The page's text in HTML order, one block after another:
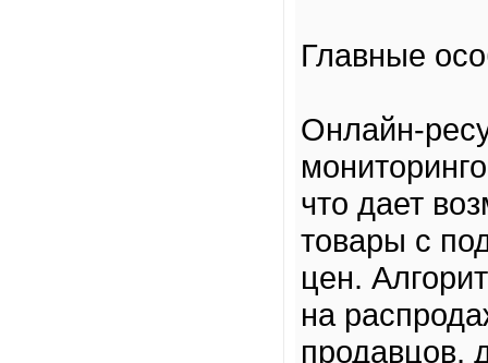
Главные
Онлайн-
что дает
товары с
цен.
на
продавцов,